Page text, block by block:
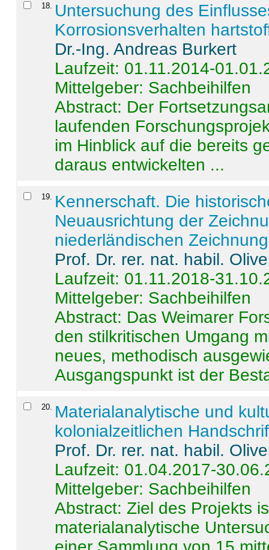
18
Untersuchung des
Korrosionsverhalten
Dr.-Ing. Andreas Burkert
Laufzeit: 01.11.2014-
Mittelgeber: Sachbeihilfen
Abstract: Der
laufenden
im Hinblick auf die bereits
daraus entwickelten ...
19
Kennerschaft. Die
Neuausrichtung der
niederländischen
Prof. Dr. rer. nat. habil.
Laufzeit: 01.11.2018-
Mittelgeber: Sachbeihilfen
Abstract: Das Weimarer
den stilkritischen Umgang
neues, methodisch
Ausgangspunkt ist der
20
Materialanalytische und
kolonialzeitlichen
Prof. Dr. rer. nat. habil.
Laufzeit: 01.04.2017-
Mittelgeber: Sachbeihilfen
Abstract:Ziel des Projekts
materialanalytische